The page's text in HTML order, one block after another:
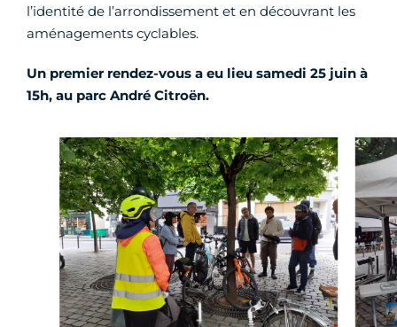
l’identité de l’arrondissement et en découvrant les
aménagements cyclables.
Un premier rendez-vous a eu lieu samedi 25 juin à
15h, au parc André Citroën.